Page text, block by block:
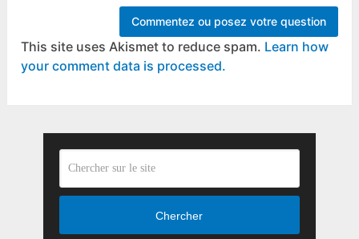
This site uses Akismet to reduce spam. Learn how
your comment data is processed.
Chercher